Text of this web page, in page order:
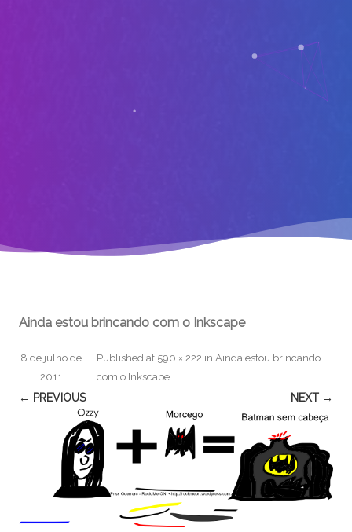
Ainda estou brincando com o Inkscape
Published
8 de julho de
2011
at 590 × 222 in Ainda estou brincando
com o Inkscape.
← PREVIOUS NEXT →